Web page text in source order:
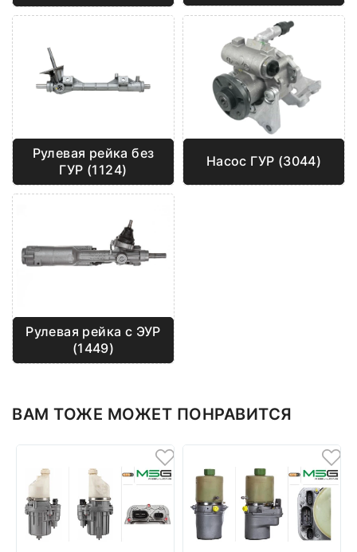
Рулевая рейка без
ГУР (1124)
Насос ГУР (3044)
Рулевая рейка с ЭУР
(1449)
ВАМ ТОЖЕ МОЖЕТ ПОНРАВИТСЯ